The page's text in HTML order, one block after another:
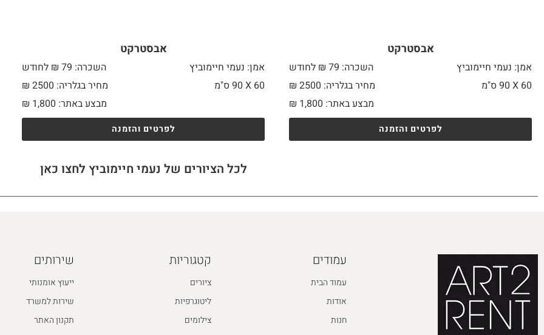
אבסטרקט
אמן: נעמי חיימוביץ
השכרה: 79 ₪ לחודש
60 X
מחיר בגלריה: 2500 ₪
מבצע באתר:
₪ 1,800
לפרטים והזמנה
אבסטרקט
אמן: נעמי חיימוביץ
השכרה: 79 ₪ לחודש
60 X
מחיר בגלריה: 2500 ₪
מבצע באתר:
₪ 1,800
לפרטים והזמנה
לכל הציורים של נעמי חיימוביץ לחצו כאן
עמודים
עמוד הבית
אודות
חנות
קטגוריות
ציורים
ליטוגרפיות
צילומים
שירותים
ייעוץ אומנותי
שירות למשרד
תקנון האתר